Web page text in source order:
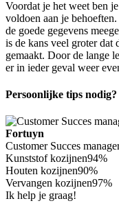
Voordat je het weet ben
voldoen aan je
de goede gegevens
is de kans veel groter dat
gemaakt. Door de lange
er in ieder geval weer
Persoonlijke tips nodig?
Fortuyn
Customer Succes
Kunststof kozijnen94%
Houten kozijnen90%
Vervangen kozijnen97%
Ik help je graag!